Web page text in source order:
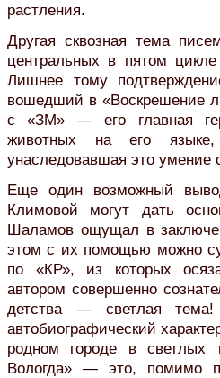
растления.
Другая сквозная тема
центральных в пятом
Лишнее тому
вошедший в «Воскрешение
с «ЗМ» — его главная
животных на его
унаследовавшая это умение
Еще один возможный
Климовой могут дать
Шаламов ощущал в
этом с их помощью можно
по «КР», из которых
автором совершенно
детства — светлая
автобиографический
родном городе в светлых
Вологда» — это, помимо